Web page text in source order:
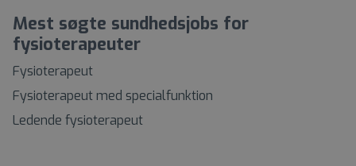
Mest søgte sundhedsjobs for
fysioterapeuter
Fysioterapeut
Fysioterapeut med specialfunktion
Ledende fysioterapeut